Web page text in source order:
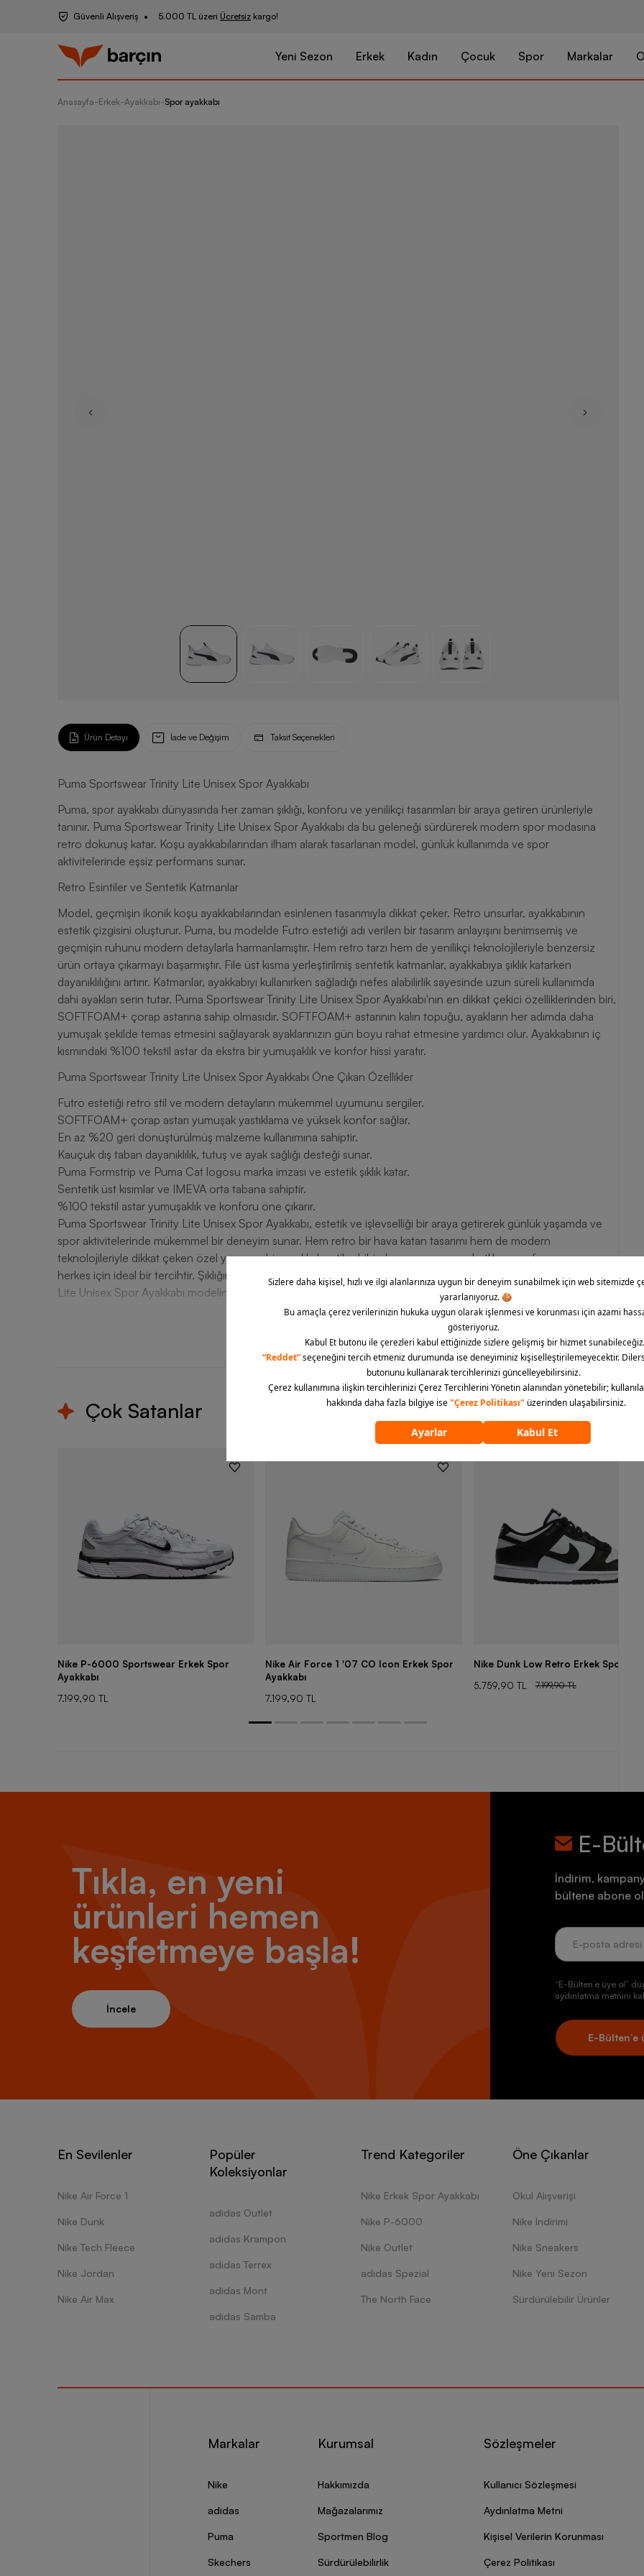
Güvenli Alışveriş 5.000 TL üzeri Ücretsiz kargo!
Yeni Sezon Erkek Kadın Çocuk Spor Markalar
Anasayfa-Erkek-Ayakkabı-Spor ayakkabı
Puma
Ürün Detayı İade ve Değişim Taksit Seçenekleri
Puma Sportswear Trinity Lite Unisex Spor Ayakkabı
Puma, spor ayakkabı dünyasında her zaman şıklığı, konforu ve yenilikçi tasarımları bir araya getiren ürünleriyle
tanınır. Puma Sportswear Trinity Lite Unisex Spor Ayakkabı da bu geleneği sürdürerek modern spor modasına
retro dokunuş katar. Koşu ayakkabılarından ilham alarak tasarlanan model, günlük kullanımda ve spor
aktivitelerinde eşsiz performans sunar.
Retro Esintiler ve Sentetik Katmanlar
Model, geçmişin ikonik koşu ayakkabılarından esinlenen tasarımıyla dikkat çeker. Retro unsurlar, ayakkabının
estetik çizgisini oluşturur. Puma, bu modelde Futro estetiği adı verilen bir tasarım anlayışını benimsemiş ve
geçmişin ruhunu modern detaylarla harmanlamıştır. Hem retro tarzı hem de yenilikçi teknolojileriyle benzersiz
ürün ortaya çıkarmayı başarmıştır. File üst kısma yerleştirilmiş sentetik katmanlar, ayakkabıya şıklık katarken
dayanıklılığını artırır. Katmanlar, ayakkabıyı kullanırken sağladığı nefes alabilirlik sayesinde uzun süreli kullanımda
dahi ayakları serin tutar. Puma Sportswear Trinity Lite Unisex Spor Ayakkabı'nın en dikkat çekici özelliklerinden biri,
SOFTFOAM+ çorap astarına sahip olmasıdır. SOFTFOAM+ astarının kalın topuğu, ayakların her adımda daha
yumuşak şekilde temas etmesini sağlayarak ayaklarınızın gün boyu rahat etmesine yardımcı olur. Ayakkabının iç
kısmındaki %100 tekstil astar da ekstra bir yumuşaklık ve konfor hissi yaratır.
Puma Sportswear Trinity Lite Unisex Spor Ayakkabı Öne Çıkan Özellikler
Futro estetiği retro stil ve modern detayların mükemmel uyumunu sergiler.
SOFTFOAM+ çorap astarı yumuşak yastıklama ve yüksek konfor sağlar.
En az %20 geri dönüştürülmüş malzeme kullanımına sahiptir.
Kauçuk dış taban dayanıklılık, tutuş ve ayak sağlığı desteği sunar.
Puma Formstrip ve Puma Cat logosu marka imzası ve estetik şıklık katar.
Sentetik üst kısımlar ve IMEVA orta tabana sahiptir.
%100 tekstil astar yumuşaklık ve konforu öne çıkarır.
Puma Sportswear Trinity Lite Unisex Spor Ayakkabı, estetik ve işlevselliği bir araya getirerek günlük yaşamda ve
spor aktivitelerinde mükemmel bir deneyim sunar. Hem retro bir hava katan tasarımı hem de modern
teknolojileriyle dikkat çeken özel yapıya sahip ayakkabı, stil sahibi olmanın yanı sıra rahatlık ve performans arayan
herkes için ideal bir tercihtir. Şıklığından ödün vermek istemeyenler için ideal seçim olan Puma Sportswear Trinity
Lite Unisex Spor Ayakkabı modeline Barcin.com güvencesiyle erişebilir ve pratik biçimde sipariş verebilirsiniz.
Çok Satanlar
Nike P-6000 Sportswear Erkek Spor
Ayakkabı
7.199,90 TL
Nike Air Force 1 '07 CO Icon Erkek Spor
Ayakkabı
7.199,90 TL
Nike Dunk Low Retro Erkek Spor
5.759,90 TL
7.199,90 TL
Tıkla, en yeni
ürünleri hemen
keşfetmeye başla!
İncele
E-
İndirim,
bültene abone
“E-Bülten’e üye ol”
aydınlatma metnini
E-Bülten’e
En Sevilenler
Nike Air Force 1
Nike Dunk
Nike Tech Fleece
Nike Jordan
Nike Air Max
Popüler
Koleksiyonlar
adidas Outlet
adidas Krampon
adidas Terrex
adidas Mont
adidas Samba
Trend Kategoriler
Nike Erkek Spor Ayakkabı
Nike P-6000
Nike Outlet
adidas Spezial
The North Face
Öne Çıkanlar
Okul Alışverişi
Nike İndirimi
Nike Sneakers
Nike Yeni Sezon
Sürdürülebilir Ürünler
Markalar
Nike
adidas
Puma
Skechers
Kurumsal
Hakkımızda
Mağazalarımız
Sportmen Blog
Sürdürülebilirlik
Sözleşmeler
Kullanıcı Sözleşmesi
Aydınlatma Metni
Kişisel Verilerin Korunması
Çerez Politikası